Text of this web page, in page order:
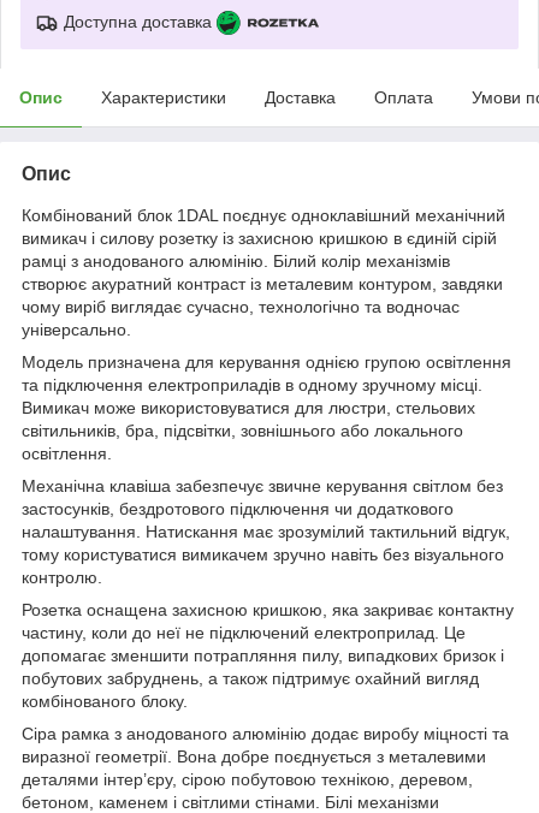
Доступна доставка
Опис Характеристики Доставка Оплата Умови
Опис
Комбінований блок 1DAL поєднує одноклавішний механічний
вимикач і силову розетку із захисною кришкою в єдиній сірій
рамці з анодованого алюмінію. Білий колір механізмів
створює акуратний контраст із металевим контуром, завдяки
чому виріб виглядає сучасно, технологічно та водночас
універсально.
Модель призначена для керування однією групою освітлення
та підключення електроприладів в одному зручному місці.
Вимикач може використовуватися для люстри, стельових
світильників, бра, підсвітки, зовнішнього або локального
освітлення.
Механічна клавіша забезпечує звичне керування світлом без
застосунків, бездротового підключення чи додаткового
налаштування. Натискання має зрозумілий тактильний відгук,
тому користуватися вимикачем зручно навіть без візуального
контролю.
Розетка оснащена захисною кришкою, яка закриває контактну
частину, коли до неї не підключений електроприлад. Це
допомагає зменшити потрапляння пилу, випадкових бризок і
побутових забруднень, а також підтримує охайний вигляд
комбінованого блоку.
Сіра рамка з анодованого алюмінію додає виробу міцності та
виразної геометрії. Вона добре поєднується з металевими
деталями інтер’єру, сірою побутовою технікою, деревом,
бетоном, каменем і світлими стінами. Білі механізми